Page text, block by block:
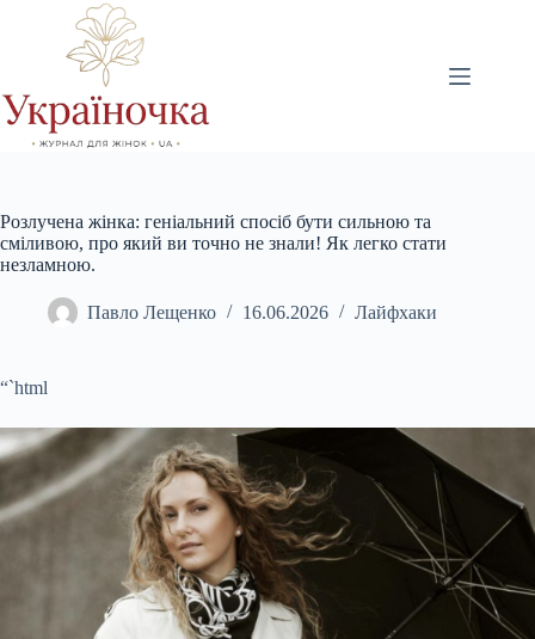
Розлучена жінка: геніальний спосіб бути сильною та
сміливою, про який ви точно не знали! Як легко стати
незламною.
Павло Лещенко 16.06.2026 Лайфхаки
“`html